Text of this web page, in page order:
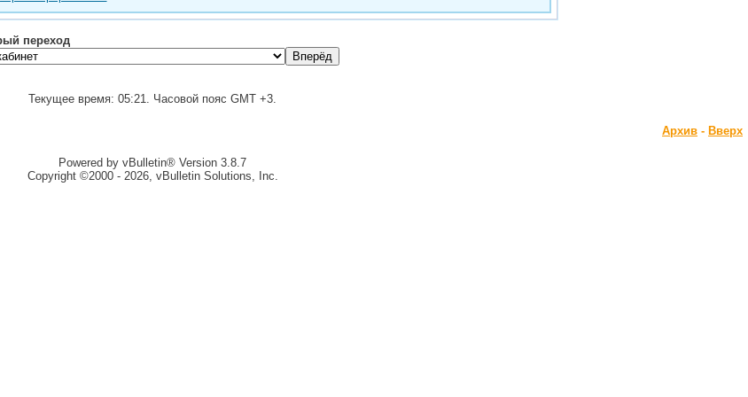
переход
Текущее время: 05:21. Часовой пояс GMT +3.
Архив - Вверх
Powered by vBulletin® Version 3.8.7
Copyright ©2000 - 2026, vBulletin Solutions, Inc.